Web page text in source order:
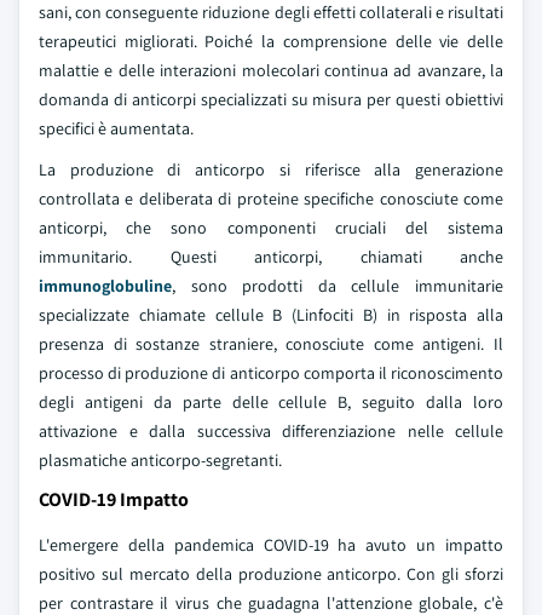
sani, con conseguente riduzione degli effetti collaterali e risultati
terapeutici migliorati. Poiché la comprensione delle vie delle
malattie e delle interazioni molecolari continua ad avanzare, la
domanda di anticorpi specializzati su misura per questi obiettivi
specifici è aumentata.
La produzione di anticorpo si riferisce alla generazione
controllata e deliberata di proteine specifiche conosciute come
anticorpi, che sono componenti cruciali del sistema
immunitario. Questi anticorpi, chiamati anche
immunoglobuline, sono prodotti da cellule immunitarie
specializzate chiamate cellule B (Linfociti B) in risposta alla
presenza di sostanze straniere, conosciute come antigeni. Il
processo di produzione di anticorpo comporta il riconoscimento
degli antigeni da parte delle cellule B, seguito dalla loro
attivazione e dalla successiva differenziazione nelle cellule
plasmatiche anticorpo-segretanti.
COVID-19 Impatto
L'emergere della pandemica COVID-19 ha avuto un impatto
positivo sul mercato della produzione anticorpo. Con gli sforzi
per contrastare il virus che guadagna l'attenzione globale, c'è